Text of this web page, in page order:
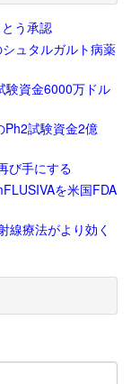
う承認
ュタルガルト病薬
験資金6000万ドル
Ph2試験資金2億
び手にする
を米国FDA
線療法がより効く